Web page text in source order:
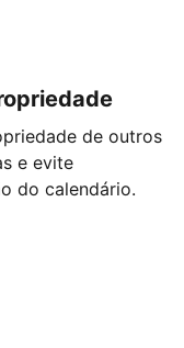
de outros
e evite
do calendário.